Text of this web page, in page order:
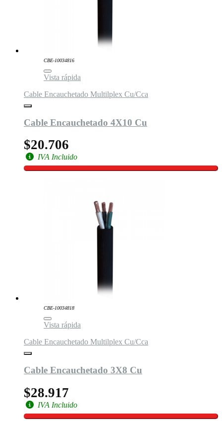
CBE-10034816
Vista rápida
Cable Encauchetado Multilplex Cu/Cca
Cable Encauchetado 4X10 Cu
$20.706
IVA Incluido
CBE-10034818
Vista rápida
Cable Encauchetado Multilplex Cu/Cca
Cable Encauchetado 3X8 Cu
$28.917
IVA Incluido